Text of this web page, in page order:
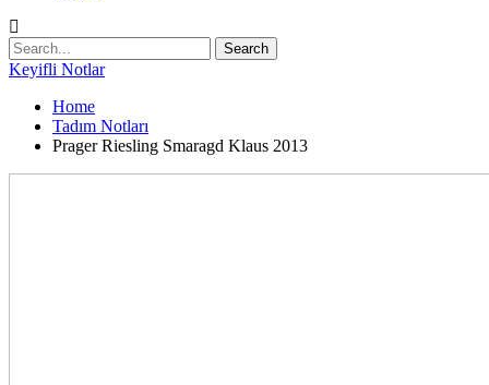
Keyifli Notlar
Home
Tadım Notları
Prager Riesling Smaragd Klaus 2013